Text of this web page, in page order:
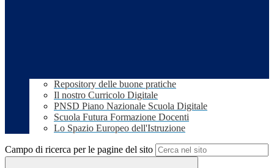
Repository delle buone pratiche
Il nostro Curricolo Digitale
PNSD Piano Nazionale Scuola Digitale
Scuola Futura Formazione Docenti
Lo Spazio Europeo dell'Istruzione
Campo di ricerca per le pagine del sito